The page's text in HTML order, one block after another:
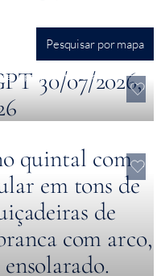
Pesquisar por mapa
a partir do terraço na Quinta